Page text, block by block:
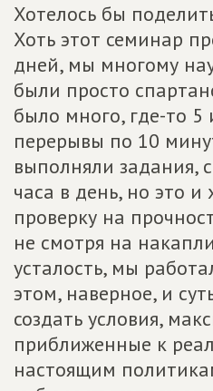
Хотелось бы
Хоть этот семинар
дней, мы многому
были просто
было много, где-то 5
перерывы по 10
выполняли задания,
часа в день, но это
проверку на
не смотря на
усталость, мы
этом, наверное, и
создать условия,
приближенные к
настоящим